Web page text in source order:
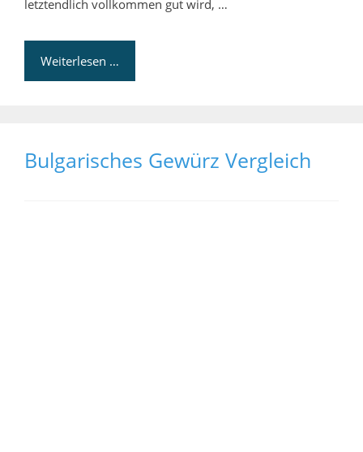
letztendlich vollkommen gut wird, …
Weiterlesen …
Bulgarisches Gewürz Vergleich